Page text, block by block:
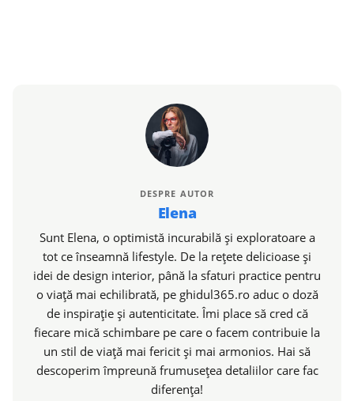
DESPRE AUTOR
Elena
Sunt Elena, o optimistă incurabilă și exploratoare a
tot ce înseamnă lifestyle. De la rețete delicioase și
idei de design interior, până la sfaturi practice pentru
o viață mai echilibrată, pe ghidul365.ro aduc o doză
de inspirație și autenticitate. Îmi place să cred că
fiecare mică schimbare pe care o facem contribuie la
un stil de viață mai fericit și mai armonios. Hai să
descoperim împreună frumusețea detaliilor care fac
diferența!